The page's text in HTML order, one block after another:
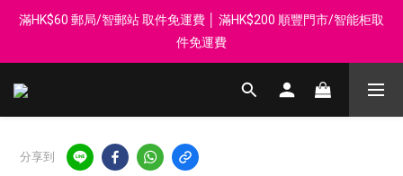
登記會員享每$50回贈$1 │ 滿HK$899 送 N-rit Campack Towel 吸
汗毛巾 韓國制 送完即止
滿HK$60 郵局/智郵站 取件免運費 │ 滿HK$200 順豐門市/智能柜取
件免運費
Whatsapp 98569349 │ 歡迎團體採購, 報價查詢, 接受採購卡
登記會員享每$50回贈$1 │ 滿HK$899 送 N-rit Campack Towel 吸
汗毛巾 韓國制 送完即止
分享到